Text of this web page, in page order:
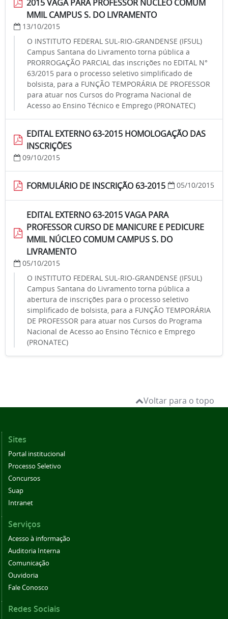
2015 VAGA PARA PROFESSOR NÚCLEO COMUM
MMIL CAMPUS S. DO LIVRAMENTO
13/10/2015
O INSTITUTO FEDERAL SUL-RIO-GRANDENSE (IFSUL)
Campus Santana do Livramento torna pública a
PRORROGAÇÃO PARCIAL das inscrições no EDITAL N°
63/2015 para o processo seletivo simplificado de
bolsista, para a FUNÇÃO TEMPORÁRIA DE PROFESSOR
para atuar nos Cursos do Programa Nacional de
Acesso ao Ensino Técnico e Emprego (PRONATEC)
EDITAL EXTERNO 63-2015 HOMOLOGAÇÃO DAS
INSCRIÇÕES
09/10/2015
FORMULÁRIO DE INSCRIÇÃO 63-2015 05/10/2015
EDITAL EXTERNO 63-2015 VAGA PARA
PROFESSOR CURSO DE MANICURE E PEDICURE
MMIL NÚCLEO COMUM CAMPUS S. DO
LIVRAMENTO
05/10/2015
O INSTITUTO FEDERAL SUL-RIO-GRANDENSE (IFSUL)
Campus Santana do Livramento torna pública a
abertura de inscrições para o processo seletivo
simplificado de bolsista, para a FUNÇÃO TEMPORÁRIA
DE PROFESSOR para atuar nos Cursos do Programa
Nacional de Acesso ao Ensino Técnico e Emprego
(PRONATEC)
Voltar para o topo
Sites
Portal institucional
Processo Seletivo
Concursos
Suap
Intranet
Serviços
Acesso à informação
Auditoria Interna
Comunicação
Ouvidoria
Fale Conosco
Redes Sociais